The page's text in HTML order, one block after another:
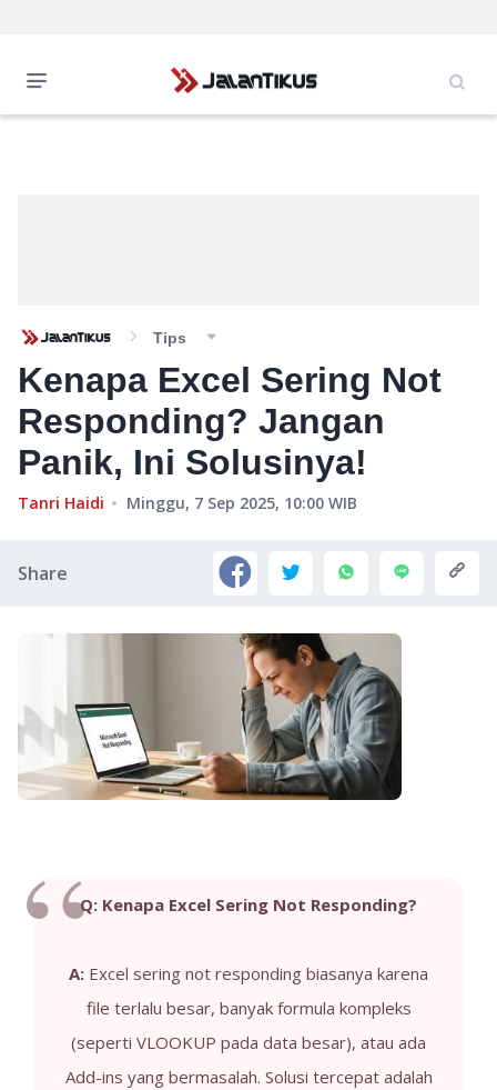
Tips
Kenapa Excel Sering Not
Responding? Jangan
Panik, Ini Solusinya!
Tanri Haidi Minggu, 7 Sep 2025, 10:00 WIB
Share
Q: Kenapa Excel Sering Not Responding?
A: Excel sering not responding biasanya karena
file terlalu besar, banyak formula kompleks
(seperti VLOOKUP pada data besar), atau ada
Add-ins yang bermasalah. Solusi tercepat adalah